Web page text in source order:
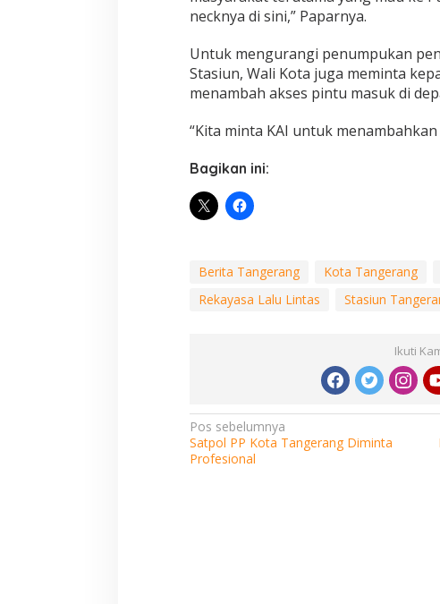
necknya di sini,” Paparnya.
Untuk mengurangi penumpukan
Stasiun, Wali Kota juga meminta
menambah akses pintu masuk di
“Kita minta KAI untuk
Bagikan ini:
Berita Tangerang Kota Tangerang
Rekayasa Lalu Lintas
Stasiun
Ikuti
Navigasi
pos
Pos sebelumnya
Satpol PP Kota Tangerang Diminta
Profesional